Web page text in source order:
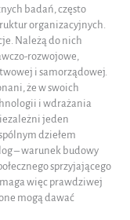
badań, często
organizacyjnych.
Należą do nich
rozwojowe,
i samorządowej.
że w swoich
i wdrażania
jeden
dziełem
– warunek budowy
sprzyjającego
więc prawdziwej
mogą dawać